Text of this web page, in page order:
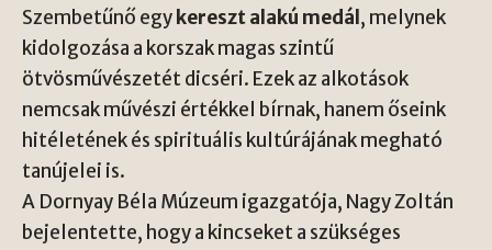
Szembetűnő egy kereszt alakú medál , melynek
kidolgozása a korszak magas szintű
ötvösművészetét dicséri. Ezek az alkotások
nemcsak művészi értékkel bírnak, hanem őseink
hitéletének és spirituális kultúrájának megható
tanújelei is.
A Dornyay Béla Múzeum igazgatója, Nagy Zoltán
bejelentette, hogy a kincseket a szükséges